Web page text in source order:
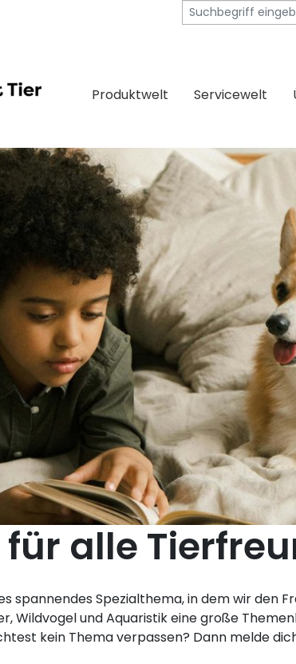
Produktwelt Servicewelt
alle
spannendes Spezialthema, in dem wir den
Wildvogel und Aquaristik eine große
kein Thema verpassen? Dann melde